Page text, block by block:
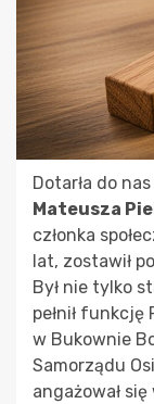
Dotarła do
Mateusza
członka
lat, zostawił
Był nie tylko
pełnił
w Bukownie
Samorządu
angażował